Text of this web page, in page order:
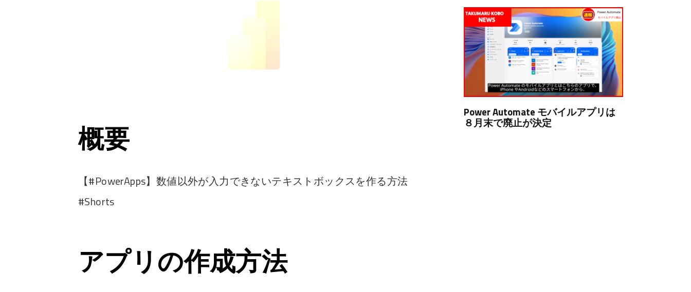
概要
【#PowerApps】数値以外が入力できないテキストボックスを作る方法
#Shorts
アプリの作成方法
Power Automate モバイルアプリは
８月末で廃止が決定